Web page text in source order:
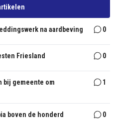
na aardbeving 0
Friesland 0
bij gemeente om
1
boven de honderd 0